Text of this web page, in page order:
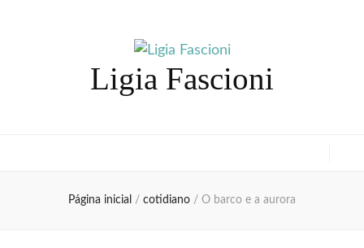
Ligia Fascioni
Página inicial / cotidiano / O barco e a aurora